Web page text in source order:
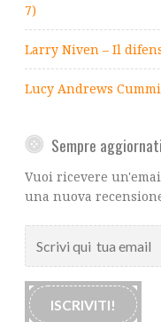
7)
Larry Niven – Il
Lucy Andrews
Sempre
Vuoi ricevere
una nuova
qui
tua
email
ISCRIVITI!